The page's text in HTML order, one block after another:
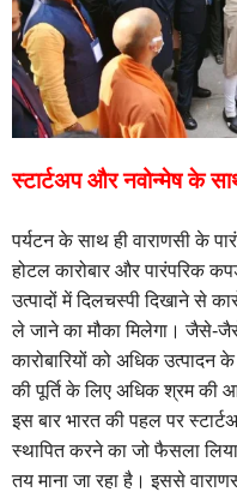
स्टार्टअप और नवोन्मेष के
पर्यटन के साथ ही वाराणसी के
होटल कारोबार और पारंपरिक
उत्पादों में दिलचस्पी दिखाने से
ले जाने का मौका मिलेगा। जैसे-जैसे
कारोबारियों को अधिक उत्पादन
की पूर्ति के लिए अधिक श्रम की
इस बार भारत की पहल पर
स्थापित करने का जो फैसला
तय माना जा रहा है। इससे